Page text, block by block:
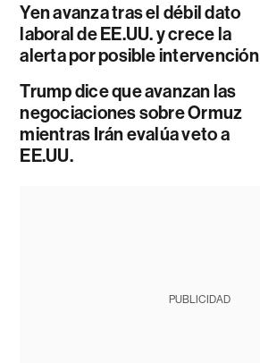
Yen avanza tras el débil dato
laboral de EE.UU. y crece la
alerta por posible intervención
Trump dice que avanzan las
negociaciones sobre Ormuz
mientras Irán evalúa veto a
EE.UU.
PUBLICIDAD